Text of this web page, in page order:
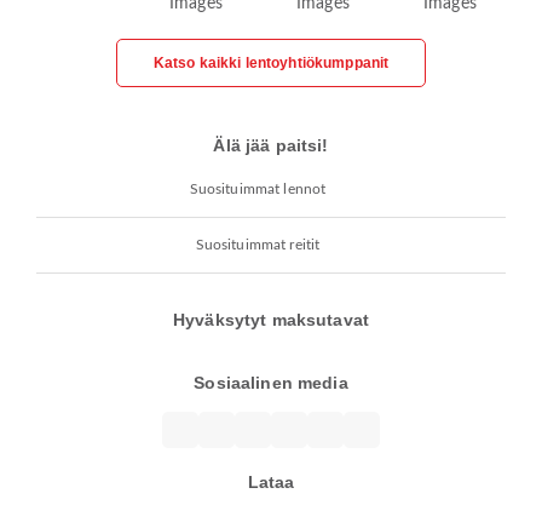
Katso kaikki lentoyhtiökumppanit
Älä jää paitsi!
Suosituimmat lennot
Suosituimmat reitit
Hyväksytyt maksutavat
Sosiaalinen media
Lataa